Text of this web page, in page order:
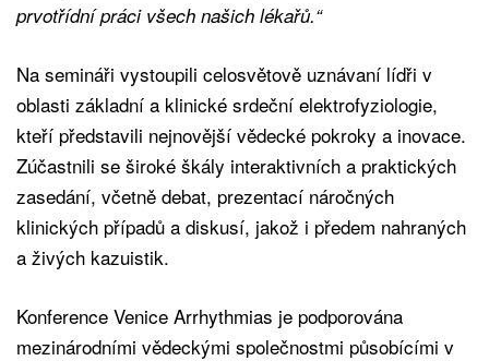
prvotřídní práci všech našich lékařů.“
Na semináři vystoupili celosvětově uznávaní lídři v
oblasti základní a klinické srdeční elektrofyziologie,
kteří představili nejnovější vědecké pokroky a inovace.
Zúčastnili se široké škály interaktivních a praktických
zasedání, včetně debat, prezentací náročných
klinických případů a diskusí, jakož i předem nahraných
a živých kazuistik.
Konference Venice Arrhythmias je podporována
mezinárodními vědeckými společnostmi působícími v